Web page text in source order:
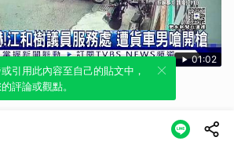
01:02
遭貨車男嗆開槍
用此內容，透過發布貼
立場。
引用此內容至自己的貼文中，
評論或觀點。